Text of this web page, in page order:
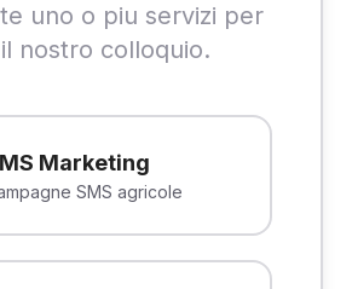
uno o piu servizi per
nostro colloquio.
Marketing
SMS agricole